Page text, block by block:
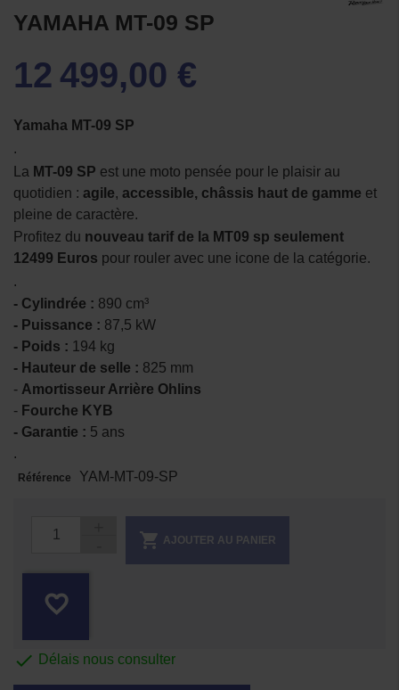
YAMAHA MT-09 SP
12 499,00 €
Yamaha MT-09 SP
.
La MT-09 SP est une moto pensée pour le plaisir au
quotidien : agile, accessible, châssis haut de gamme et
pleine de caractère.
Profitez du nouveau tarif de la MT09 sp seulement
12499 Euros pour rouler avec une icone de la catégorie.
.
- Cylindrée : 890 cm³
- Puissance : 87,5 kW
- Poids : 194 kg
- Hauteur de selle : 825 mm
- Amortisseur Arrière Ohlins
- Fourche KYB
- Garantie : 5 ans
.
Référence YAM-MT-09-SP
 AJOUTER AU PANIER
favorite_border
 Délais nous consulter